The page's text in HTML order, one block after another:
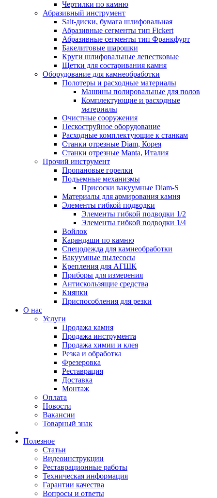
Чертилки по камню
Абразивный инструмент
Sait-диски, бумага шлифовальная
Абразивные сегменты тип Fickert
Абразивные сегменты тип Франкфурт
Бакелитовые шарошки
Круги шлифовальные лепестковые
Щетки для состаривания камня
Оборудование для камнеобработки
Полотеры и расходные материалы
Машины полировальные для полов
Комплектующие и расходные
материалы
Очистные сооружения
Пескоструйное оборудование
Расходные комплектующие к станкам
Станки отрезные Diam, Корея
Станки отрезные Manta, Италия
Прочий инструмент
Пропановые горелки
Подъeмные механизмы
Присоски вакуумные Diam-S
Материалы для армирования камня
Элементы гибкой подводки
Элементы гибкой подводки 1/2
Элементы гибкой подводки 1/4
Войлок
Карандаши по камню
Спецодежда для камнеобработки
Вакуумные пылесосы
Крепления для АГШК
Приборы для измерения
Антискользящие средства
Киянки
Приспособления для резки
О нас
Услуги
Продажа камня
Продажа инструмента
Продажа химии и клея
Резка и обработка
Фрезеровка
Реставрация
Доставка
Монтаж
Оплата
Новости
Вакансии
Товарный знак
Полезное
Статьи
Видеоинструкции
Реставрационные работы
Техническая информация
Гарантии качества
Вопросы и ответы